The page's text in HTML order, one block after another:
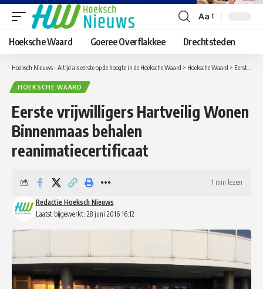
Lettergrootte
aanpassen
Aa
Hoeksche Waard Goeree Overflakkee Drechtsteden
Hoeksch Nieuws – Altijd als eerste op de hoogte in de Hoeksche Waard > Hoeksche Waard > Eerste vrijwilligers Hartveilig Wonen Binnenmaas behalen reanimatiecertificaat
HOEKSCHE WAARD
Eerste vrijwilligers Hartveilig Wonen
Binnenmaas behalen
reanimatiecertificaat
Laatst bijgewerkt: 28 juni 2016 16:12
Redactie Hoeksch Nieuws
1 min lezen